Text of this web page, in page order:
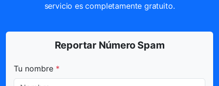
servicio es completamente gratuito.
Reportar Número Spam
Tu nombre *